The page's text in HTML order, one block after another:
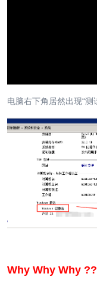
电脑右下角居然出现“
Why Why Why